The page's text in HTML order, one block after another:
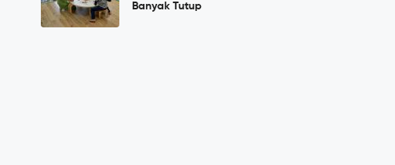
Banyak Tutup